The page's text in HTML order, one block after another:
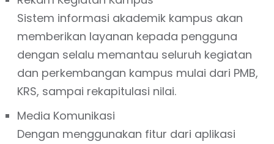
Sistem informasi akademik kampus akan
memberikan layanan kepada pengguna
dengan selalu memantau seluruh kegiatan
dan perkembangan kampus mulai dari PMB,
KRS, sampai rekapitulasi nilai.
Media Komunikasi
Dengan menggunakan fitur dari aplikasi